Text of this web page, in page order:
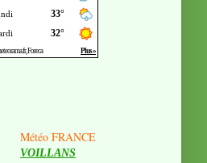
Météo FRANCE
VOILLANS